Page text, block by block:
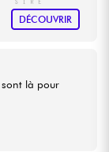
DÉCOUVRIR
sont là pour